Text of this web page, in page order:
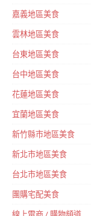
嘉義地區美食
雲林地區美食
台東地區美食
台中地區美食
花蓮地區美食
宜蘭地區美食
新竹縣市地區美食
新北市地區美食
台北市地區美食
團購宅配美食